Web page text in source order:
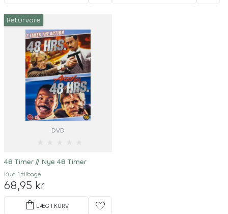
Returvare
DVD
48 Timer // Nye 48 Timer
Kun 1 tilbage
68,95 kr
shopping_bag LÆG I KURV favorite